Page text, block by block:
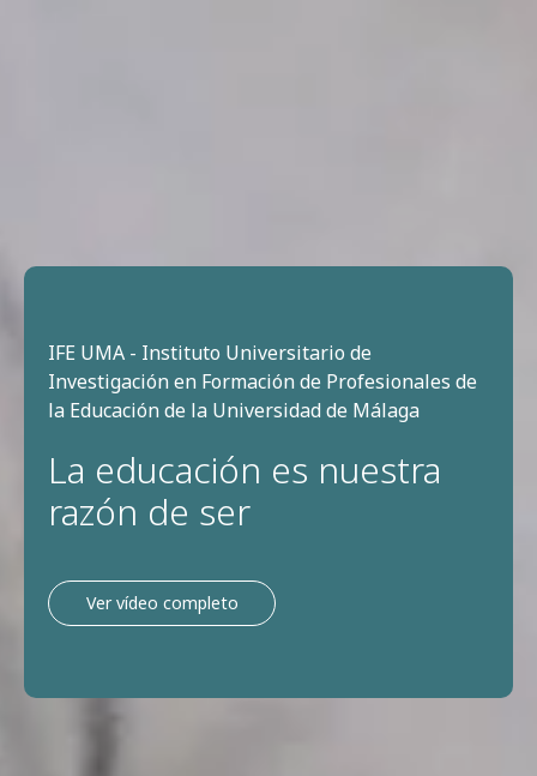
IFE UMA - Instituto Universitario de
Investigación en Formación de Profesionales de
la Educación de la Universidad de Málaga
La educación es nuestra
razón de ser
Ver vídeo completo